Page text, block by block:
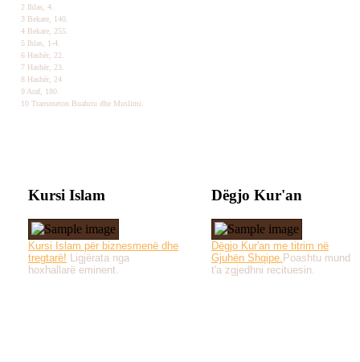
2 Ihlas, 4.
3 Bekare, 140.
4 Bekare, 255.
5 Ihlas, 1-4.
6 Hashër, 22.
7 Hashër, 23.
8 Hashër, 24
9 Araf, 180.
10 Transmeton Buahriu dhe Muslimi.
Kursi Islam
Kursi Islam për biznesmenë dhe
tregtarë! Ligjërata nga
hoxhallarë eminent.
Dëgjo Kur'an
Dëgjo Kur'an me titrim në
Gjuhën Shqipe. Poashtu mund
t'a zgjedhni recituesin.